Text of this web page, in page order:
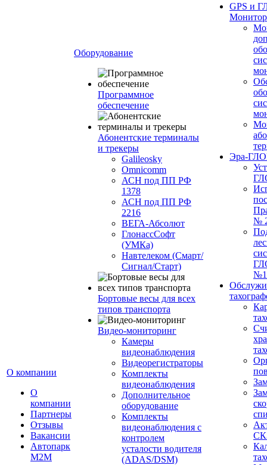
О компании
О
компании
Партнеры
Отзывы
Вакансии
Автопарк
М2М
Оборудование
Программное
обеспечение
Абонентские терминалы
и трекеры
Galileosky
Omnicomm
АСН под ПП РФ
1378
АСН под ПП РФ
2216
ВЕГА-Абсолют
ГлонассСофт
(УМКа)
Навтелеком (Смарт/
Сигнал/Старт)
Бортовые весы для всех
типов транспорта
Видео-мониторинг
Камеры
видеонаблюдения
Видеорегистраторы
Комплекты
видеонаблюдения
Дополнительное
оборудование
Комплекты
видеонаблюдения с
контролем
усталости водителя
(ADAS/DSM)
GPS и
Эра-
№